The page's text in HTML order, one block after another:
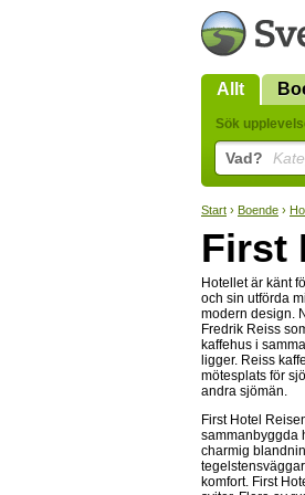
Allt
Sök
Vad?
Start › Boende ›
First
Hotellet är känt
och sin utförda
modern design.
Fredrik Reiss
kaffehus i
ligger. Reiss
mötesplats för
andra sjömän.
First Hotel
sammanbyggda
charmig
komfort. First